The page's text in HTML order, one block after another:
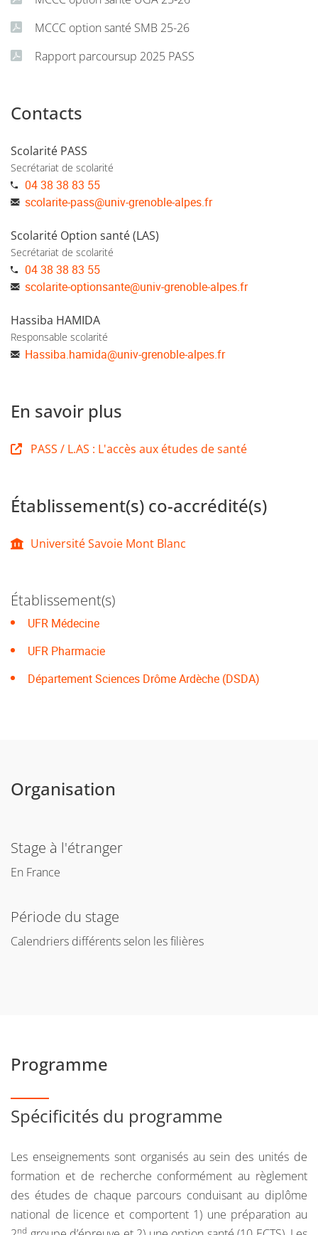
questions sur les études de santé
MCCC option santé SMB 25-26
Rapport parcoursup 2025 PASS
Contacts
Scolarité PASS
Secrétariat de scolarité
04 38 38 83 55
scolarite-pass@univ-grenoble-alpes.fr
Scolarité Option santé (LAS)
Secrétariat de scolarité
04 38 38 83 55
scolarite-optionsante@univ-grenoble-alpes.fr
Hassiba HAMIDA
Responsable scolarité
Hassiba.hamida@univ-grenoble-alpes.fr
En savoir plus
PASS / L.AS : L'accès aux études de santé
Établissement(s) co-accrédité(s)
Université Savoie Mont Blanc
Établissement(s)
UFR Médecine
UFR Pharmacie
Département Sciences Drôme Ardèche (DSDA)
Organisation
Stage à l'étranger
En France
Période du stage
Calendriers différents selon les filières
Programme
Spécificités du programme
Les enseignements sont organisés au sein des unités de
formation et de recherche conformément au règlement
des études de chaque parcours conduisant au diplôme
national de licence et comportent 1) une préparation au
nd